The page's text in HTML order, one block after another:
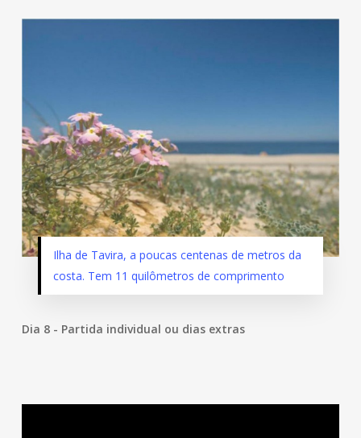
Ilha de Tavira, a poucas centenas de metros da
costa. Tem 11 quilômetros de comprimento
Dia 8 - Partida individual ou dias extras